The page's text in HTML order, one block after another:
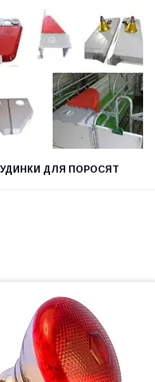
ДЛЯ ПОРОСЯТ